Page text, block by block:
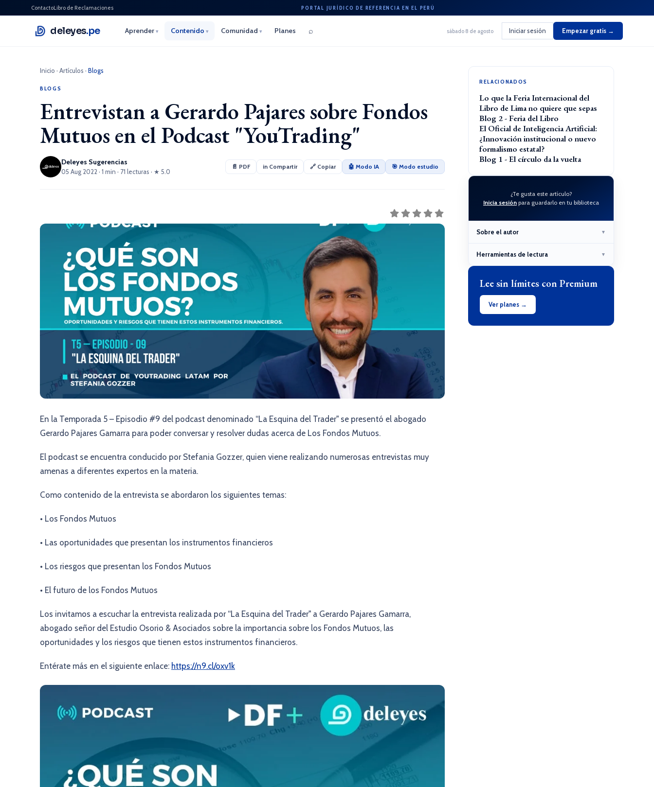
ContactoLibro de Reclamaciones PORTAL JURÍDICO DE REFERENCIA EN EL PERÚ
deleyes.pe Aprender ▾ Contenido ▾ Comunidad ▾ Planes ⌕ sábado 8 de agosto Iniciar sesión Empezar gratis →
Inicio · Artículos · Blogs
BLOGS
Entrevistan a Gerardo Pajares sobre Fondos
Mutuos en el Podcast "YouTrading"
Deleyes Sugerencias
05 Aug 2022 · 1 min · 71 lecturas · ★ 5.0
📄 PDF in Compartir 🔗 Copiar 🤖 Modo IA 🎯 Modo estudio
En la Temporada 5 – Episodio #9 del podcast denominado “La Esquina del Trader" se presentó el abogado
Gerardo Pajares Gamarra para poder conversar y resolver dudas acerca de Los Fondos Mutuos.
El podcast se encuentra conducido por Stefania Gozzer, quien viene realizando numerosas entrevistas muy
amenas a diferentes expertos en la materia.
Como contenido de la entrevista se abordaron los siguientes temas:
• Los Fondos Mutuos
• Las oportunidades que presentan los instrumentos financieros
• Los riesgos que presentan los Fondos Mutuos
• El futuro de los Fondos Mutuos
Los invitamos a escuchar la entrevista realizada por “La Esquina del Trader" a Gerardo Pajares Gamarra,
abogado señor del Estudio Osorio & Asociados sobre la importancia sobre los Fondos Mutuos, las
oportunidades y los riesgos que tienen estos instrumentos financieros.
Entérate más en el siguiente enlace: https://n9.cl/oxv1k
RELACIONADOS
Lo que la Feria Internacional del
Libro de Lima no quiere que sepas
Blog 2 - Feria del Libro
El Oficial de Inteligencia Artificial:
¿Innovación institucional o nuevo
formalismo estatal?
Blog 1 - El círculo da la vuelta
¿Te gusta este artículo?
Inicia sesión para guardarlo en tu biblioteca
Sobre el autor ▼
Herramientas de lectura ▼
Lee sin límites con Premium
Ver planes →